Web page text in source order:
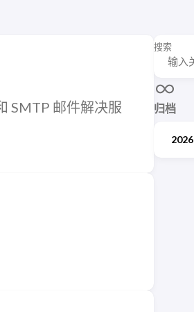
搜索
归档
2026
SMTP 邮件解决服